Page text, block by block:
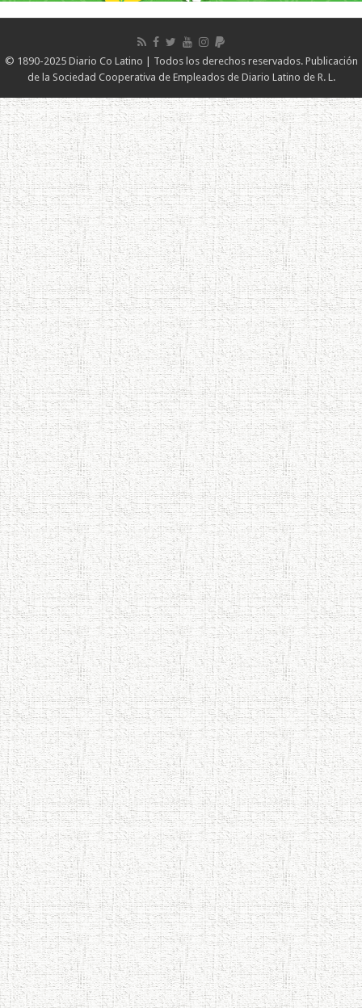
© 1890-2025 Diario Co Latino | Todos los derechos reservados. Publicación
de la Sociedad Cooperativa de Empleados de Diario Latino de R. L.